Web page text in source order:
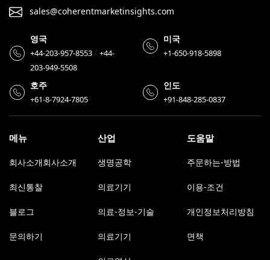
sales@coherentmarketinsights.com
영국
+44-203-957-8553/+44-
203-949-5508
미국
+1-650-918-5898
호주
+61-8-7924-7805
인도
+91-848-285-0837
메뉴
회사소개회사소개
최신통찰
블로그
문의하기
산업
생명공학
의료기기
의료-정보-기술
의료기기
도움말
주문하는-방법
이용-조건
개인정보처리방침
면책